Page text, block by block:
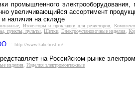
промышленного
увеличивающийся ассортимент
и наличия на складе
Изоляторы и прокладки для резисторов
пункты, пульты Щитки Электроустановочные изделия
:: http://www.kabelrost.ru/
на Российском рынке
изделия, Изделия электромонтажные